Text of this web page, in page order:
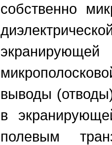
собственно
выводы
в
полевым